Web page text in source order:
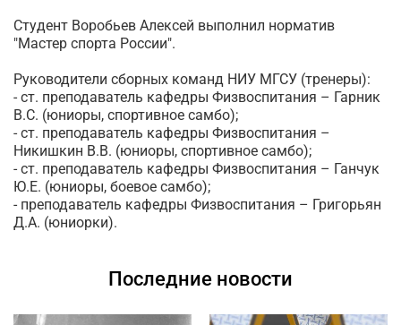
Студент Воробьев Алексей выполнил норматив
"Мастер спорта России".
Руководители сборных команд НИУ МГСУ (тренеры):
- ст. преподаватель кафедры Физвоспитания – Гарник
В.С. (юниоры, спортивное самбо);
- ст. преподаватель кафедры Физвоспитания –
Никишкин В.В. (юниоры, спортивное самбо);
- ст. преподаватель кафедры Физвоспитания – Ганчук
Ю.Е. (юниоры, боевое самбо);
- преподаватель кафедры Физвоспитания – Григорьян
Д.А. (юниорки).
Последние новости